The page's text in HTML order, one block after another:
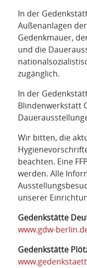
In der
Außenanlagen
Gedenkmauer,
und die
zugänglich.
In der
Blindenwerkstatt
Wir bitten, die
beachten. Eine
werden. Alle
unserer
Gedenkstätte
www.gdw-
Gedenkstätte